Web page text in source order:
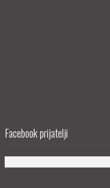
Facebook prijatelji